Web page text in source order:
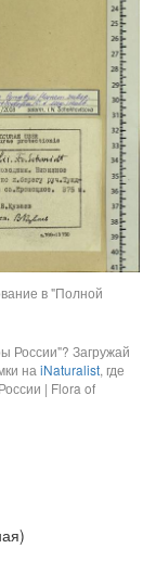
в "Полной
России"? Загружай
на iNaturalist, где
| Flora of